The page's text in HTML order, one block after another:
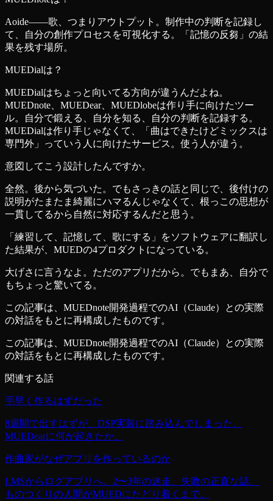
Aoide——歌、つまりアウトプット。制作中の判断を記録し
て、自分の創作プロセスを可視化する。「記憶の反芻」の結
果を残す場所。
MUEDialは？
MUEDialはちょっと向いてる方向が違うんだよね。
MUEDnote、MUEDear、MUEDlobeは作り手に向けたツー
ル。自分で鍛える、自分を知る、自分の判断を記録する。
MUEDialは作り手じゃなくて、「曲はできたけどミックスは
専門外」っていう人に向けたサービス。使う人が違う。
意図してこう設計したんですか。
全然。後から気づいた。でもさっきの話と同じで、後付けの
説明がたまたま綺麗にハマるんじゃなくて、根っこの思想が
一貫してるから自然に対応するんだと思う。
「練習して、記憶して、歌にする」をソフトウェアに翻訳し
た結果が、MUEDの4プロダクトになっている。
大げさに言うなよ。ただのアプリだから。でもまあ、自分で
もちょっと驚いてる。
この記事は、MUEDnote開発過程でのAI（Claude）との実際
の対話をもとに再構成したものです。
この記事は、MUEDnote開発過程でのAI（Claude）との実際
の対話をもとに再構成したものです。
関連する話
手早く作るはずだった
8週間で出すはずが、DSP実装に踏み込んでしまった。
MUEDearに何が起きたか。
作曲家がなぜアプリを作っているのか
LMSからログアプリへ。2〜3年の迷走、失敗の正直な話、
ものつくりの人間がMUEDにたどり着くまで。